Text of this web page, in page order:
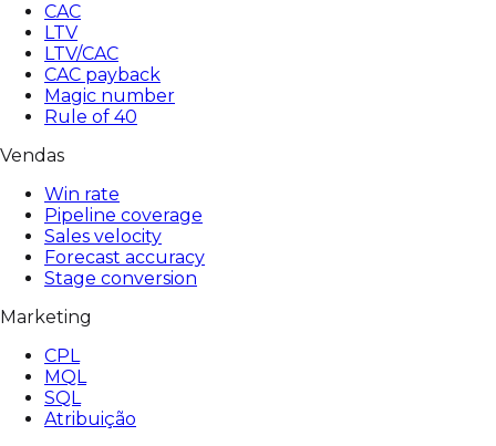
CAC
LTV
LTV/CAC
CAC payback
Magic number
Rule of 40
Vendas
Win rate
Pipeline coverage
Sales velocity
Forecast accuracy
Stage conversion
Marketing
CPL
MQL
SQL
Atribuição